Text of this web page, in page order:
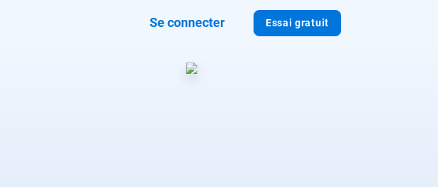
Essai gratuit
Se connecter